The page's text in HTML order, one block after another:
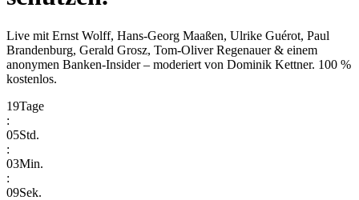
Live mit Ernst Wolff, Hans-Georg Maaßen, Ulrike Guérot, Paul
Brandenburg, Gerald Grosz, Tom-Oliver Regenauer & einem
anonymen Banken-Insider– moderiert von Dominik Kettner. 100 %
kostenlos.
19Tage
:
05Std.
:
03Min.
:
09Sek.